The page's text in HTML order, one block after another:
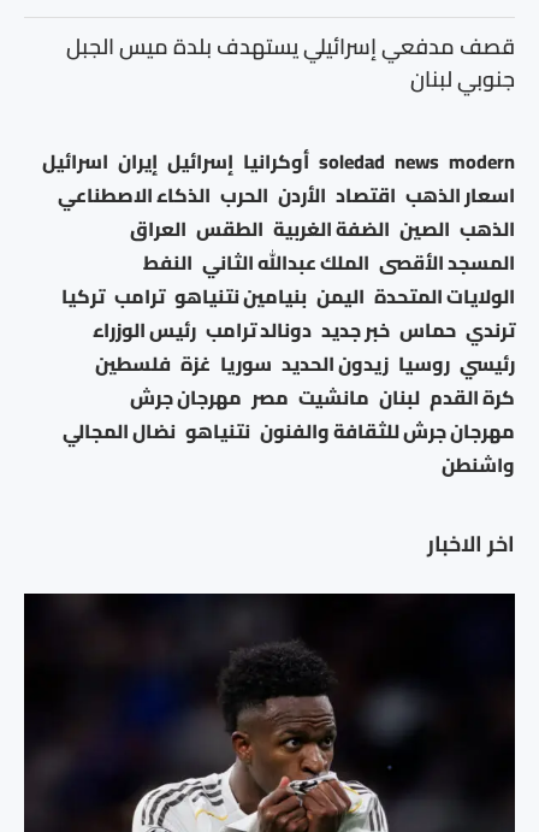
اخر الاخبار
قصف مدفعي إسرائيلي يستهدف بلدة ميس الجبل
جنوبي لبنان
modern
news
soledad أوكرانيا إسرائيل إيران اسرائيل
اسعار الذهب اقتصاد الأردن الحرب الذكاء الاصطناعي
الذهب الصين الضفة الغربية الطقس العراق
المسجد الأقصى الملك عبدالله الثاني النفط
الولايات المتحدة اليمن بنيامين نتنياهو ترامب تركيا
ترندي حماس خبر جديد دونالد ترامب رئيس الوزراء
رئيسي روسيا زيدون الحديد سوريا غزة فلسطين
كرة القدم لبنان مانشيت مصر مهرجان جرش
مهرجان جرش للثقافة والفنون نتنياهو نضال المجالي
واشنطن